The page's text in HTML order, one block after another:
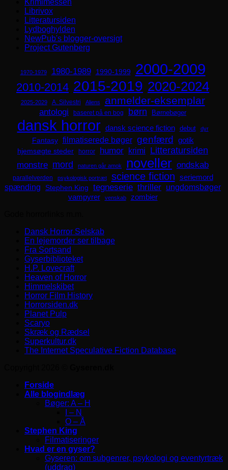
Krimimessen
Librivox
Litteratursiden
Lydboghylden
NewPub's blogger-oversigt
Project Gutenberg
1970-1979 1980-1989 1990-1999 2000-2009
2010-2014 2015-2019 2020-2024
2025-2029 A. Silvestri Aliens anmelder-eksemplar
antologi baseret på en bog børn Børnebøger
dansk horror dansk science fiction debut dyr
Fantasy filmatiserede bøger genfærd
gotik
hjemsøgte steder
horror humor krimi Litteratursiden
monstre mord naturen går amok noveller ondskab
parallelverden psykologisk portræt science fiction seriemord
spænding Stephen King tegneserie thriller ungdomsbøger
vampyrer venskab
zombier
Dansk Horror Selskab
En lejemorder ser tilbage
Fra Sortsand
Gyserbiblioteket
H.P. Lovecraft
Heaven of Horror
Himmelskibet
Horror Film History
Horrorsiden.dk
Planet Pulp
Scaryo
Skræk og Rædsel
Superkultur.dk
The Internet Speculative Fiction Database
Forside
Alle blogindlæg
Bøger: A – H
I – N
O – Å
Stephen King
Filmatiseringer
Hvad er en gyser?
Gyseren: om subgenrer, psykologi og eventyrtræk
(uddrag)